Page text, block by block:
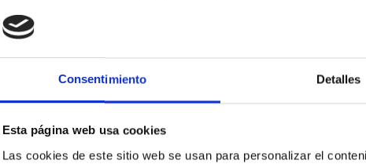
Consentimiento Detalles
Esta página web usa cookies
Las cookies de este sitio web se usan para personalizar el